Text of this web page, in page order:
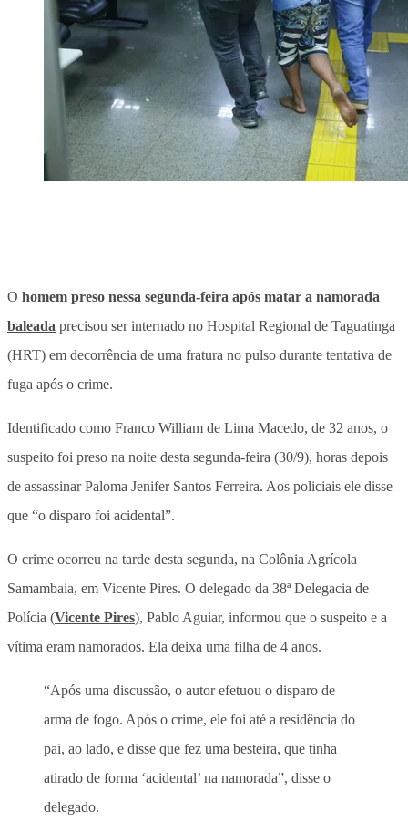
O homem preso nessa segunda-feira após matar a namorada
baleada precisou ser internado no Hospital Regional de Taguatinga
(HRT) em decorrência de uma fratura no pulso durante tentativa de
fuga após o crime.
Identificado como Franco William de Lima Macedo, de 32 anos, o
suspeito foi preso na noite desta segunda-feira (30/9), horas depois
de assassinar Paloma Jenifer Santos Ferreira. Aos policiais ele disse
que “o disparo foi acidental”.
O crime ocorreu na tarde desta segunda, na Colônia Agrícola
Samambaia, em Vicente Pires. O delegado da 38ª Delegacia de
Polícia (Vicente Pires), Pablo Aguiar, informou que o suspeito e a
vítima eram namorados. Ela deixa uma filha de 4 anos.
“Após uma discussão, o autor efetuou o disparo de
arma de fogo. Após o crime, ele foi até a residência do
pai, ao lado, e disse que fez uma besteira, que tinha
atirado de forma ‘acidental’ na namorada”, disse o
delegado.